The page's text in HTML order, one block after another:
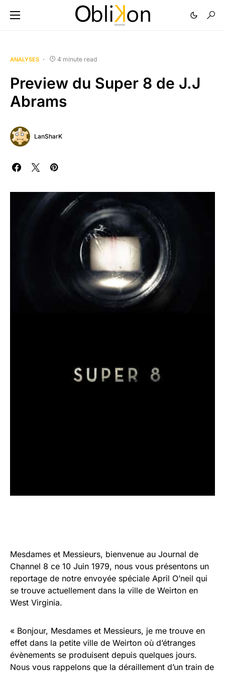
ANALYSES 4 minute read
Preview du Super 8 de J.J
Abrams
LanSharK
Mesdames et Messieurs, bienvenue au Journal de
Channel 8 ce 10 Juin 1979, nous vous présentons un
reportage de notre envoyée spéciale April O’neil qui
se trouve actuellement dans la ville de Weirton en
West Virginia.
« Bonjour, Mesdames et Messieurs, je me trouve en
effet dans la petite ville de Weirton où d’étranges
évènements se produisent depuis quelques jours.
Nous vous rappelons que la déraillement d’un train de